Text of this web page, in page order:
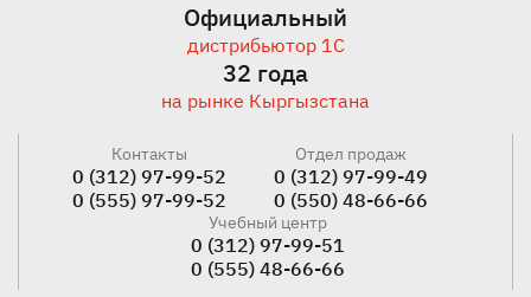
Официальный
дистрибьютор 1С
32 года
на рынке Кыргызстана
Контакты
0 (312) 97-99-52
0 (555) 97-99-52
Отдел продаж
0 (312) 97-99-49
0 (550) 48-66-66
Учебный центр
0 (312) 97-99-51
0 (555) 48-66-66